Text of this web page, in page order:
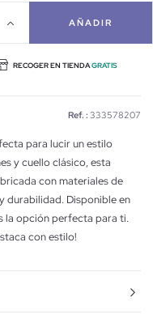
AÑADIR
RECOGER EN TIENDAGRATIS
Ref. : 333578207
para lucir un estilo
y cuello clásico, esta
con materiales de
durabilidad. Disponible en
la opción perfecta para ti.
con estilo!